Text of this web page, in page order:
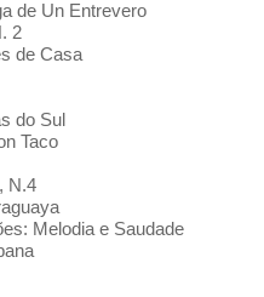
de Un Entrevero
2
de Casa
do Sul
Taco
N.4
Melodia e Saudade